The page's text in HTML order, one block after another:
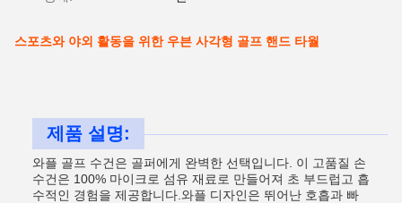
스포츠와 야외 활동을 위한 우븐 사각형 골프 핸드 타월
제품 설명:
와플 골프 수건은 골퍼에게 완벽한 선택입니다. 이 고품질 손
수건은 100% 마이크로 섬유 재료로 만들어져 초 부드럽고 흡
수적인 경험을 제공합니다.와플 디자인은 뛰어난 호흡과 빠